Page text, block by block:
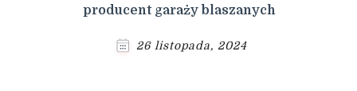
producent garaży blaszanych
26 listopada, 2024